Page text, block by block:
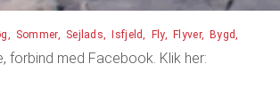
Sommer Sejlads Isfjeld Fly Flyver Bygd
forbind med Facebook. Klik her: